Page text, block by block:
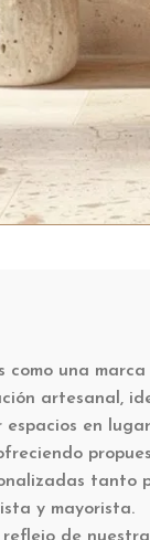
como una
artesanal,
en
tanto
y mayorista.